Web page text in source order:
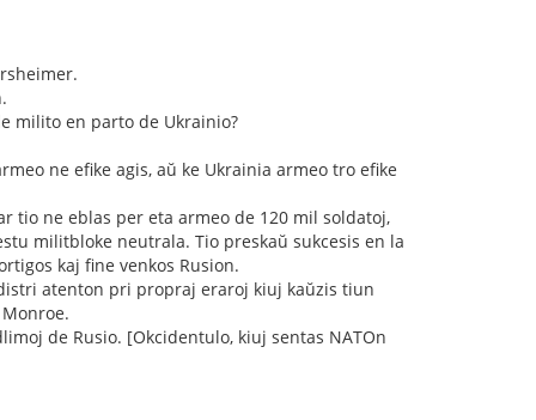
milito en parto de Ukrainio?
ne efike agis, aŭ ke Ukrainia armeo tro efike
tio ne eblas per eta armeo de 120 mil soldatoj,
militbloke neutrala. Tio preskaŭ sukcesis en la
kaj fine venkos Rusion.
atenton pri propraj eraroj kiuj kaŭzis tiun
de Rusio. [Okcidentulo, kiuj sentas NATOn